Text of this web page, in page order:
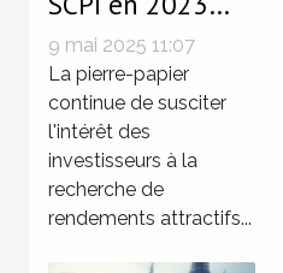
perspectives et
conseils pour
maximiser vos
rendements
9 mai 2025 11:07
La pierre-papier
continue de susciter
l'intérêt des
investisseurs à la
recherche de
rendements attractifs...